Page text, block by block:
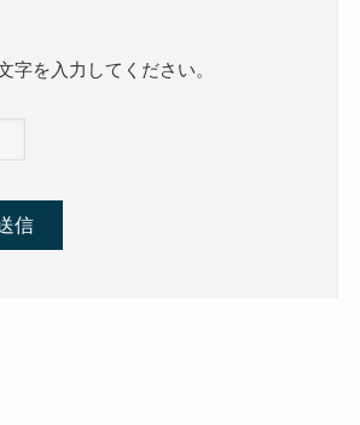
字を入力してください。